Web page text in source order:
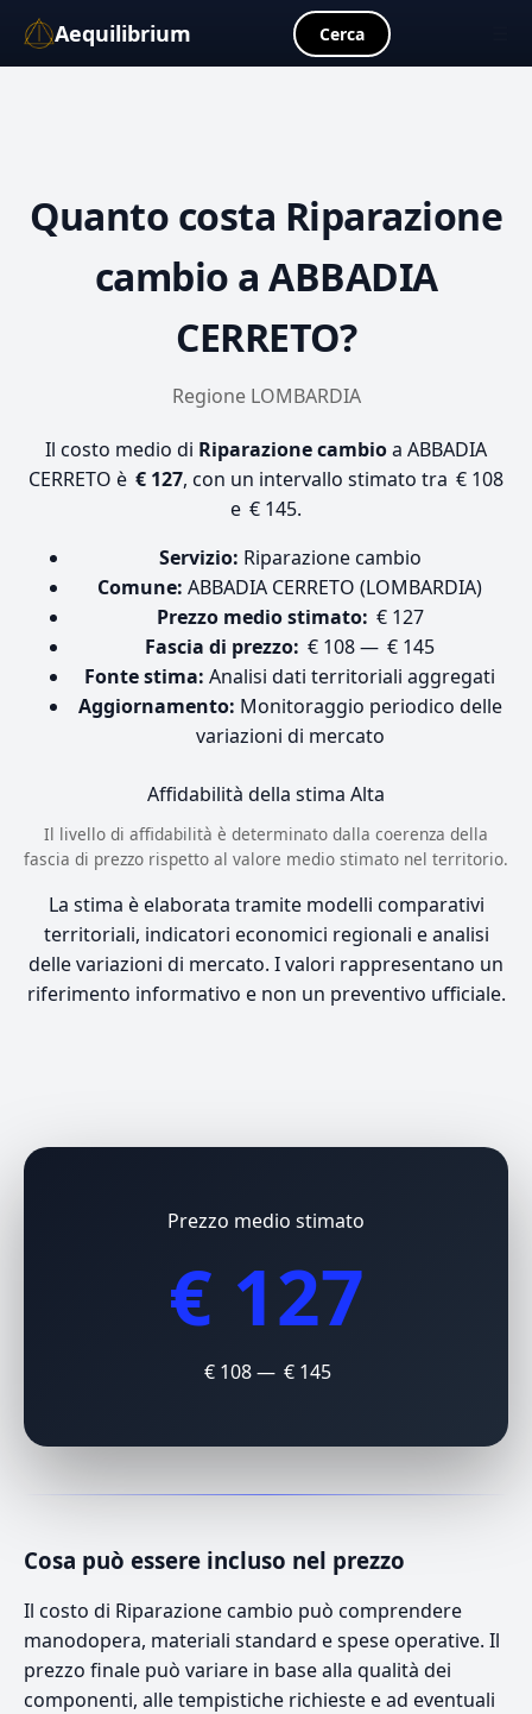
Aequilibrium Cerca
Quanto costa Riparazione
cambio a ABBADIA
CERRETO?
Regione LOMBARDIA
Il costo medio di Riparazione cambioa ABBADIA
CERRETO è € 127, con un intervallo stimato tra € 108
e € 145.
Servizio: Riparazione cambio
Comune: ABBADIA CERRETO (LOMBARDIA)
Prezzo medio stimato: € 127
Fascia di prezzo: € 108 — € 145
Fonte stima: Analisi dati territoriali aggregati
Aggiornamento: Monitoraggio periodico delle
variazioni di mercato
Affidabilità della stima Alta
Il livello di affidabilità è determinato dalla coerenza della
fascia di prezzo rispetto al valore medio stimato nel territorio.
La stima è elaborata tramite modelli comparativi
territoriali, indicatori economici regionali e analisi
delle variazioni di mercato. I valori rappresentano un
riferimento informativo e non un preventivo ufficiale.
Prezzo medio stimato
€ 127
€ 108 — € 145
Cosa può essere incluso nel prezzo
Il costo di Riparazione cambio può comprendere
manodopera, materiali standard e spese operative. Il
prezzo finale può variare in base alla qualità dei
componenti, alle tempistiche richieste e ad eventuali